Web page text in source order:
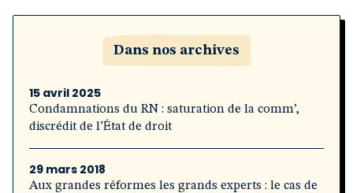
Dans nos archives
15 avril 2025
Condamnations du RN : saturation de la comm’,
discrédit de l’État de droit
29 mars 2018
Aux grandes réformes les grands experts : le cas de